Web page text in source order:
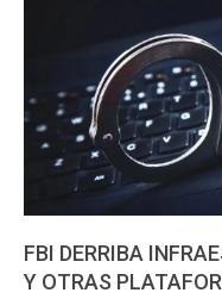
FBI DERRIBA
Y OTRAS